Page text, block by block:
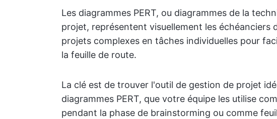
Les diagrammes PERT, ou diagrammes de la
projet, représentent visuellement les échéanciers
projets complexes en tâches individuelles pour
la feuille de route.
La clé est de trouver l'outil de gestion de projet
diagrammes PERT, que votre équipe les utilise
pendant la phase de brainstorming ou comme